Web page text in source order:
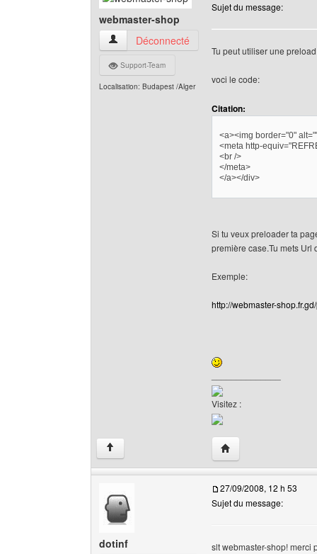
webmaster-shop
webmaster-shop Voir le profil de l'utilisateur
Déconnecté
Support-Team
Localisation: Budapest /Alger
Sujet du message:
Tu peut utiliser une
voci le code:
Citation:
<a><img border="0"
<meta http-
<br />
</meta>
</a></div>
Si tu veux preloader ta
première case.Tu mets Url
Exemple:
http://webmaster-
Visitez :
↑ Visiter le site web
dotinf
27/09/2008, 12 h 53
Sujet du message:
slt webmaster-shop! merci